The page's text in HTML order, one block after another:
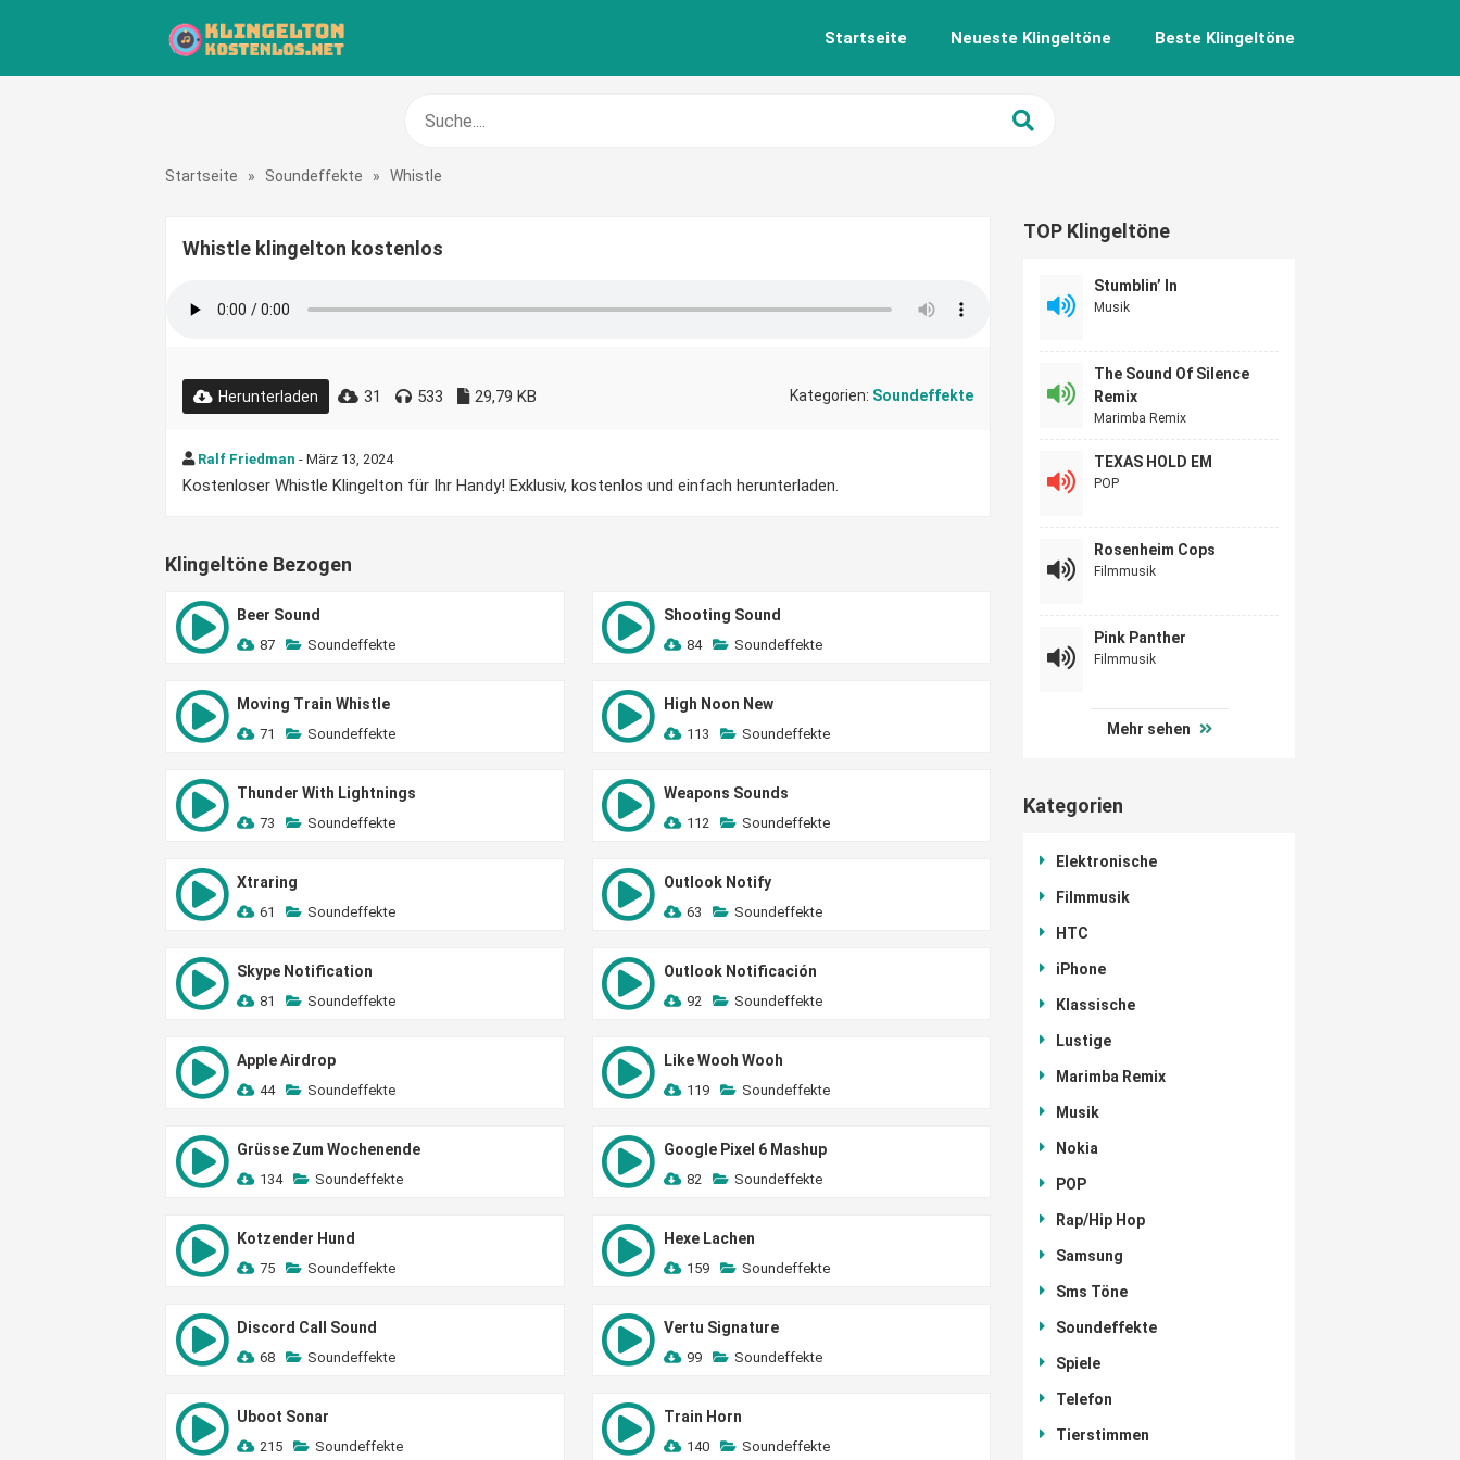
Startseite Neueste Klingeltöne Beste Klingeltöne
Startseite » Soundeffekte » Whistle
Whistle klingelton kostenlos
Herunterladen 31 533 29,79 KB Kategorien: Soundeffekte
Ralf Friedman - März 13, 2024
Kostenloser Whistle Klingelton für Ihr Handy! Exklusiv, kostenlos und einfach herunterladen.
Klingeltöne Bezogen
Beer Sound
87 Soundeffekte
Shooting Sound
84 Soundeffekte
Moving Train Whistle
71 Soundeffekte
High Noon New
113 Soundeffekte
Thunder With Lightnings
73 Soundeffekte
Weapons Sounds
112 Soundeffekte
Xtraring
61 Soundeffekte
Outlook Notify
63 Soundeffekte
Skype Notification
81 Soundeffekte
Outlook Notificación
92 Soundeffekte
Apple Airdrop
44 Soundeffekte
Like Wooh Wooh
119 Soundeffekte
Grüsse Zum Wochenende
134 Soundeffekte
Google Pixel 6 Mashup
82 Soundeffekte
Kotzender Hund
75 Soundeffekte
Hexe Lachen
159 Soundeffekte
Discord Call Sound
68 Soundeffekte
Vertu Signature
99 Soundeffekte
Uboot Sonar
215 Soundeffekte
Train Horn
140 Soundeffekte
TOP Klingeltöne
Stumblin’ In
Musik
The Sound Of Silence
Remix
Marimba Remix
TEXAS HOLD EM
POP
Rosenheim Cops
Filmmusik
Pink Panther
Filmmusik
Mehr sehen
Kategorien
Elektronische
Filmmusik
HTC
iPhone
Klassische
Lustige
Marimba Remix
Musik
Nokia
POP
Rap/Hip Hop
Samsung
Sms Töne
Soundeffekte
Spiele
Telefon
Tierstimmen